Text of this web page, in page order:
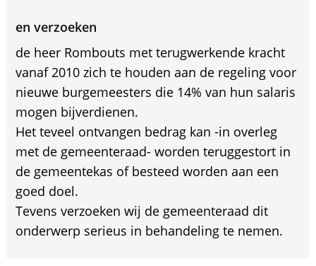
en verzoeken
de heer Rombouts met terugwerkende kracht
vanaf 2010 zich te houden aan de regeling voor
nieuwe burgemeesters die 14% van hun salaris
mogen bijverdienen.
Het teveel ontvangen bedrag kan -in overleg
met de gemeenteraad- worden teruggestort in
de gemeentekas of besteed worden aan een
goed doel.
Tevens verzoeken wij de gemeenteraad dit
onderwerp serieus in behandeling te nemen.